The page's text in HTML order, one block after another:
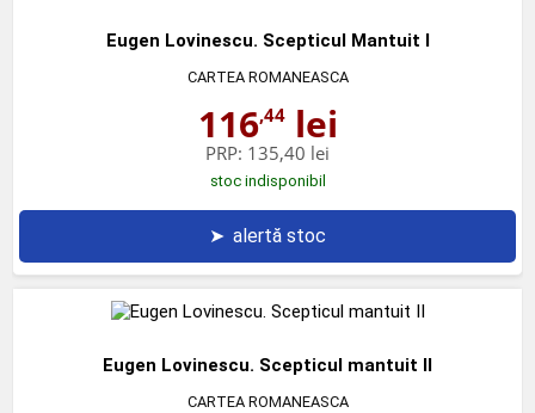
Eugen Lovinescu. Scepticul Mantuit I
CARTEA ROMANEASCA
116,44lei
PRP: 135,40 lei
stoc indisponibil
➤ alertă stoc
Eugen Lovinescu. Scepticul mantuit II
CARTEA ROMANEASCA